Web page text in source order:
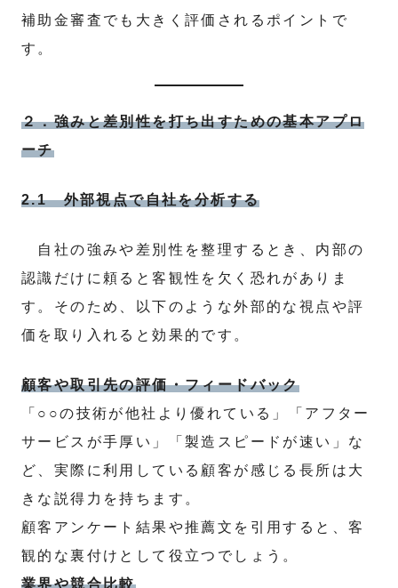
補助金審査でも大きく評価されるポイントで
す。
２．強みと差別性を打ち出すための基本アプロ
ーチ
2.1 外部視点で自社を分析する
自社の強みや差別性を整理するとき、内部の
認識だけに頼ると客観性を欠く恐れがありま
す。そのため、以下のような外部的な視点や評
価を取り入れると効果的です。
顧客や取引先の評価・フィードバック
「○○の技術が他社より優れている」「アフター
サービスが手厚い」「製造スピードが速い」な
ど、実際に利用している顧客が感じる長所は大
きな説得力を持ちます。
顧客アンケート結果や推薦文を引用すると、客
観的な裏付けとして役立つでしょう。
業界や競合比較